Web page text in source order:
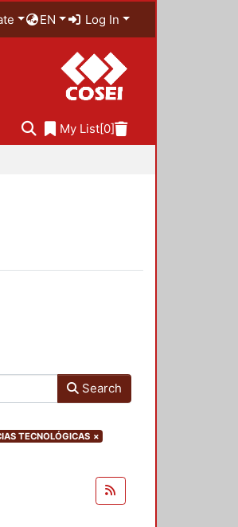
EN Log In
My List[0]
Search
TECNOLÓGICAS ×